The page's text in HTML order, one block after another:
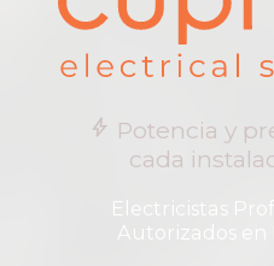
bolt Potencia y
cada
Electricistas
Autorizados en